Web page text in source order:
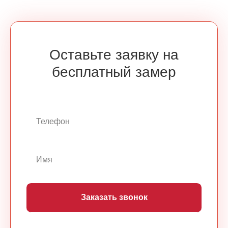
Оставьте заявку на
бесплатный замер
Заказать звонок